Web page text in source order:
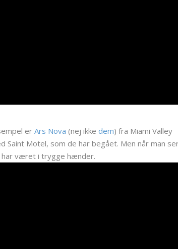
erArs Nova (nej ikkedem) fra Miami Valley
Saint Motel, som de har begået. Men når man
har været i trygge hænder.